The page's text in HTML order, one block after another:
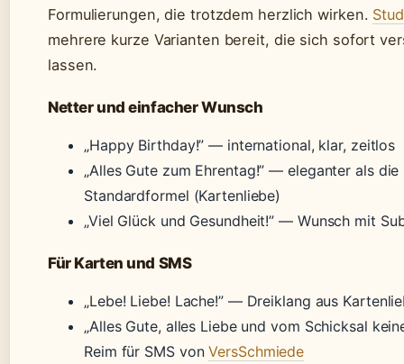
Formulierungen, die trotzdem herzlich wirken.
mehrere kurze Varianten bereit, die sich sofort
lassen.
Netter und einfacher Wunsch
„Happy Birthday!” — international, klar, zeitlos
„Alles Gute zum Ehrentag!” — eleganter als die
Standardformel (Kartenliebe)
„Viel Glück und Gesundheit!” — Wunsch mit
Für Karten und SMS
„Lebe! Liebe! Lache!” — Dreiklang aus
„Alles Gute, alles Liebe und vom Schicksal
Reim für SMS vonVersSchmiede